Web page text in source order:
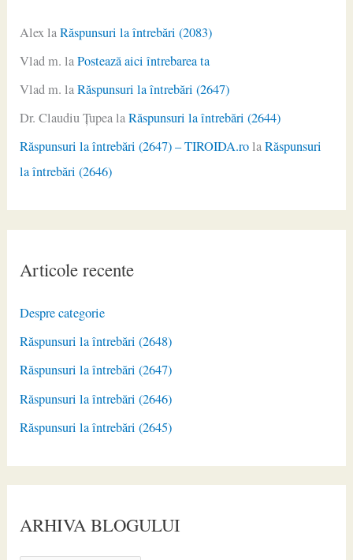
AlexlaRăspunsuri la întrebări (2083)
Vlad m. laPostează aici întrebarea ta
Vlad m. laRăspunsuri la întrebări (2647)
Dr. Claudiu ŢupealaRăspunsuri la întrebări (2644)
Răspunsuri la întrebări (2647) – TIROIDA.rolaRăspunsuri
la întrebări (2646)
Articole recente
Despre categorie
Răspunsuri la întrebări (2648)
Răspunsuri la întrebări (2647)
Răspunsuri la întrebări (2646)
Răspunsuri la întrebări (2645)
ARHIVA BLOGULUI